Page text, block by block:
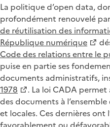
La politique d’open data,
profondément renouvelé
de réutilisation des
République numérique
Code des relations entre le
puise en partie ses
documents administratifs,
1978
. La loi CADA
des documents à
et locales. Ces dernières ont